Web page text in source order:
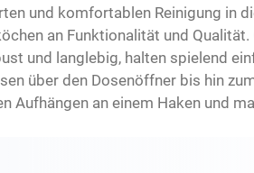
und komfortablen Reinigung in
an Funktionalität und
und langlebig, halten spielend
über den Dosenöffner bis hin
an einem Haken und